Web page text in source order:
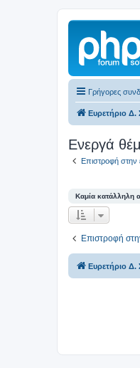
Γρήγορες
Ευρετήριο Δ.
Ενεργά
Επιστροφή στην
Καμία κατάλληλη
Επιστροφή
Ευρετήριο Δ.